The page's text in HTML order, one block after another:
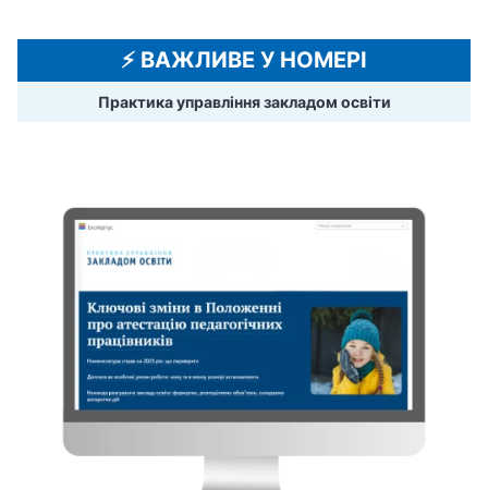
⚡️ ВАЖЛИВЕ У НОМЕРІ
Практика управління закладом освіти